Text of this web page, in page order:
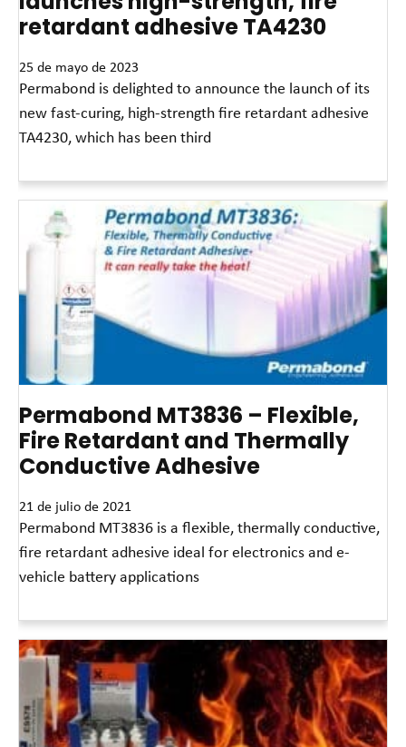
retardant adhesive TA4230
25 de mayo de 2023
Permabond is delighted to announce the launch of its
new fast-curing, high-strength fire retardant adhesive
TA4230, which has been third
Permabond MT3836 – Flexible,
Fire Retardant and Thermally
Conductive Adhesive
21 de julio de 2021
Permabond MT3836 is a flexible, thermally conductive,
fire retardant adhesive ideal for electronics and e-
vehicle battery applications